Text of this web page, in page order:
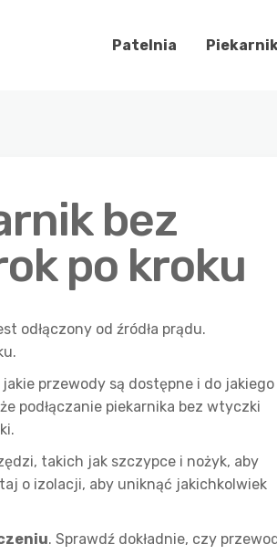
Patelnia
bez
po kroku
odłączony od źródła prądu.
jakie przewody są dostępne i do jakiego
podłączanie piekarnika bez wtyczki
takich jak szczypce i nożyk, aby
o izolacji, aby uniknąć jakichkolwiek
. Sprawdź dokładnie, czy